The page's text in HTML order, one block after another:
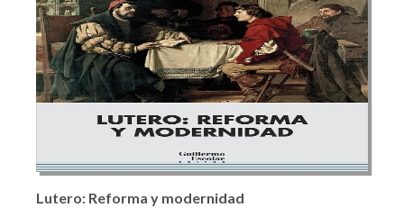
Lutero: Reforma y modernidad